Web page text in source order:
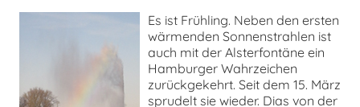
Es ist Frühling. Neben den ersten
wärmenden Sonnenstrahlen ist
auch mit der Alsterfontäne ein
Hamburger Wahrzeichen
zurückgekehrt. Seit dem 15. März
sprudelt sie wieder. Dias von der